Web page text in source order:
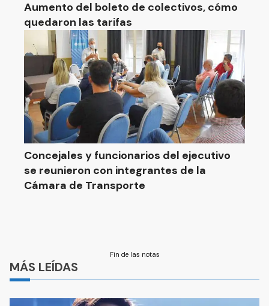
Aumento del boleto de colectivos, cómo
quedaron las tarifas
Concejales y funcionarios del ejecutivo
se reunieron con integrantes de la
Cámara de Transporte
Fin de las notas
MÁS LEÍDAS